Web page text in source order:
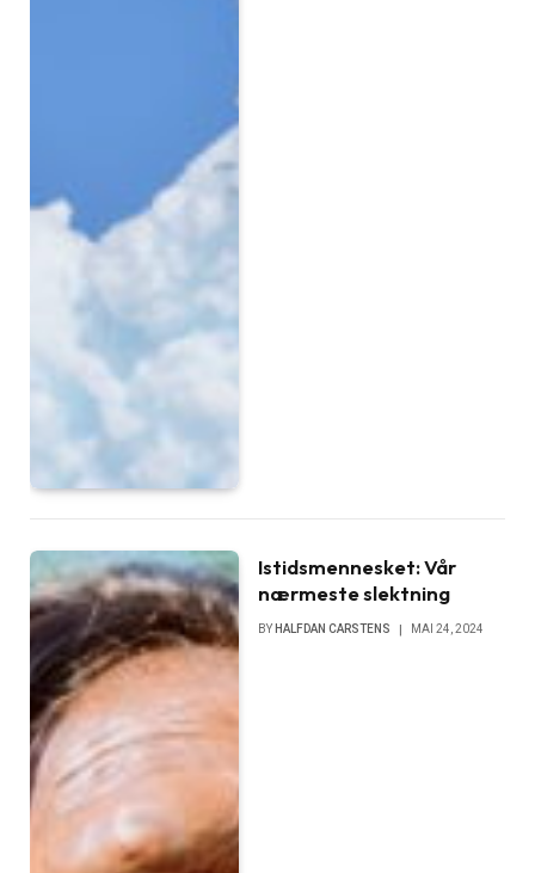
Istidsmennesket: Vår
nærmeste slektning
BY HALFDAN CARSTENS MAI 24, 2024